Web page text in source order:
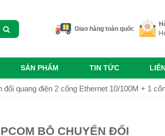
Giao hàng toàn quốc
SẢN PHẨM TIN TỨC
đổi quang điện 2 cổng Ethernet 10/100M + 1
BỘ CHUYỂN ĐỔI